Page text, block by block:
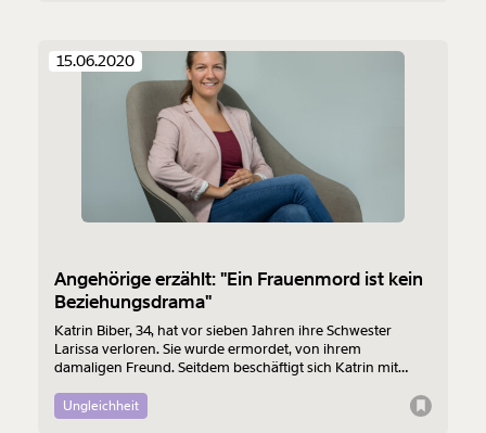
15.06.2020
Angehörige erzählt: "Ein Frauenmord ist kein
Beziehungsdrama"
Katrin Biber, 34, hat vor sieben Jahren ihre Schwester
Larissa verloren. Sie wurde ermordet, von ihrem
damaligen Freund. Seitdem beschäftigt sich Katrin mit
Mord an Larissa und dem Schuldspruch des Täters
geschrieben. Die Berichterstattung über Frauenmorde
Ungleichheit